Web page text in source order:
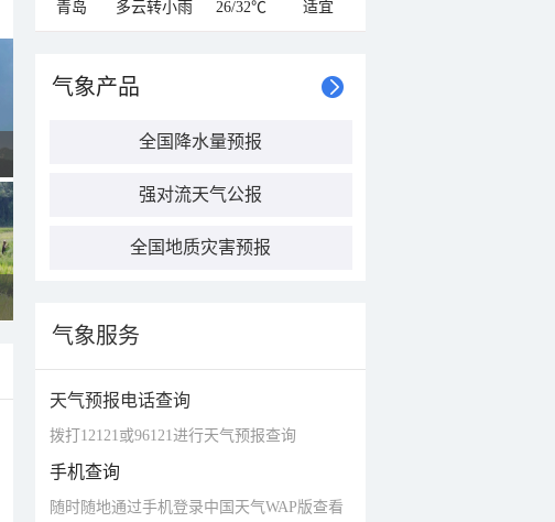
青岛 多云转小雨 26/32℃ 适宜
气象产品
全国降水量预报
强对流天气公报
全国地质灾害预报
气象服务
天气预报电话查询
拨打12121或96121进行天气预报查询
手机查询
随时随地通过手机登录中国天气WAP版查看